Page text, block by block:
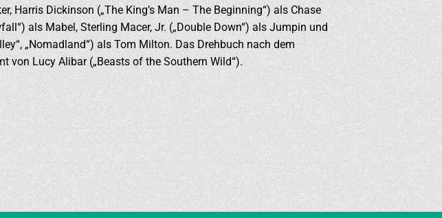
Harris Dickinson („The King’s Man – The Beginning“) als Chase
als Mabel, Sterling Macer, Jr. („Double Down“) als Jumpin und
„Nomadland“) als Tom Milton. Das Drehbuch nach dem
von Lucy Alibar („Beasts of the Southern Wild“).